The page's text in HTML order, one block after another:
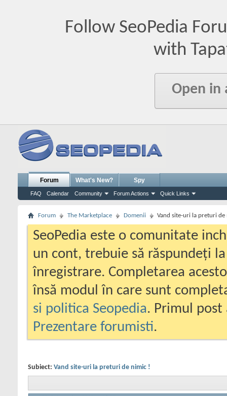
Follow SeoPedia
with
Open in
Forum
FAQ Calendar Community Forum Actions Quick Links
What's New? Spy
Forum The Marketplace Domenii Vand site-uri la preturi de
SeoPedia este o comunitate
un cont, trebuie să răspundeți
înregistrare. Completarea
însă modul în care sunt
si politica Seopedia. Primul
Prezentare forumisti.
Subiect: Vand site-uri la preturi de nimic !